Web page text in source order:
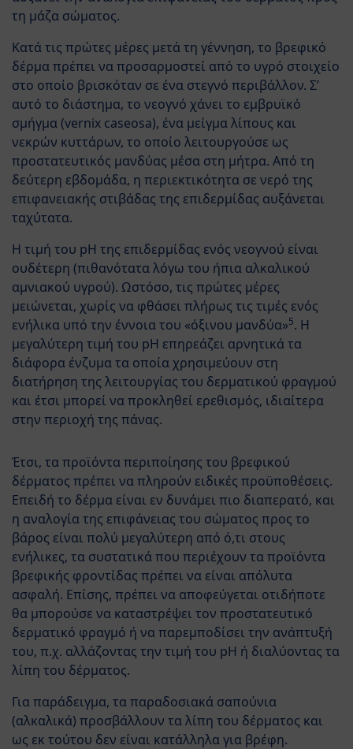
τη μάζα σώματος.
Κατά τις πρώτες μέρες μετά τη γέννηση, το βρεφικό
δέρμα πρέπει να προσαρμοστεί από το υγρό στοιχείο
στο οποίο βρισκόταν σε ένα στεγνό περιβάλλον. Σ’
αυτό το διάστημα, το νεογνό χάνει το εμβρυϊκό
σμήγμα (vernix caseosa), ένα μείγμα λίπους και
νεκρών κυττάρων, το οποίο λειτουργούσε ως
προστατευτικός μανδύας μέσα στη μήτρα. Από τη
δεύτερη εβδομάδα, η περιεκτικότητα σε νερό της
επιφανειακής στιβάδας της επιδερμίδας αυξάνεται
ταχύτατα.
Η τιμή του pH της επιδερμίδας ενός νεογνού είναι
ουδέτερη (πιθανότατα λόγω του ήπια αλκαλικού
αμνιακού υγρού). Ωστόσο, τις πρώτες μέρες
μειώνεται, χωρίς να φθάσει πλήρως τις τιμές ενός
ενήλικα υπό την έννοια του «όξινου μανδύα»5. Η
μεγαλύτερη τιμή του pH επηρεάζει αρνητικά τα
διάφορα ένζυμα τα οποία χρησιμεύουν στη
διατήρηση της λειτουργίας του δερματικού φραγμού
και έτσι μπορεί να προκληθεί ερεθισμός, ιδιαίτερα
στην περιοχή της πάνας.
Έτσι, τα προϊόντα περιποίησης του βρεφικού
δέρματος πρέπει να πληρούν ειδικές προϋποθέσεις.
Επειδή το δέρμα είναι εν δυνάμει πιο διαπερατό, και
η αναλογία της επιφάνειας του σώματος προς το
βάρος είναι πολύ μεγαλύτερη από ό,τι στους
ενήλικες, τα συστατικά που περιέχουν τα προϊόντα
βρεφικής φροντίδας πρέπει να είναι απόλυτα
ασφαλή. Επίσης, πρέπει να αποφεύγεται οτιδήποτε
θα μπορούσε να καταστρέψει τον προστατευτικό
δερματικό φραγμό ή να παρεμποδίσει την ανάπτυξή
του, π.χ. αλλάζοντας την τιμή του pH ή διαλύοντας τα
λίπη του δέρματος.
Για παράδειγμα, τα παραδοσιακά σαπούνια
(αλκαλικά) προσβάλλουν τα λίπη του δέρματος και
ως εκ τούτου δεν είναι κατάλληλα για βρέφη.